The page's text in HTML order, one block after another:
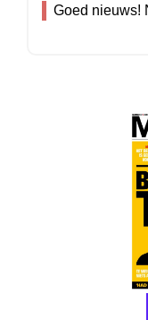
Goed nieuws!